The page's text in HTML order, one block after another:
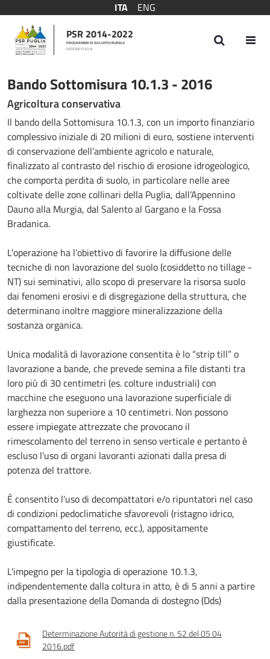
ITA
ENG
PSR 2014-2022
PROGRAMMA DI SVILUPPO RURALE
REGIONE PUGLIA
Bando Sottomisura 10.1.3 - 2016
Bando Sottomisura 10.1.3 - 2016
Agricoltura conservativa
Il bando della Sottomisura 10.1.3, con un importo finanziario
complessivo iniziale di 20 milioni di euro, sostiene interventi
di conservazione dell’ambiente agricolo e naturale,
finalizzato al contrasto del rischio di erosione idrogeologico,
che comporta perdita di suolo, in particolare nelle aree
coltivate delle zone collinari della Puglia, dall’Appennino
Dauno alla Murgia, dal Salento al Gargano e la Fossa
Bradanica.
L’operazione ha l’obiettivo di favorire la diffusione delle
tecniche di non lavorazione del suolo (cosiddetto no tillage -
NT) sui seminativi, allo scopo di preservare la risorsa suolo
dai fenomeni erosivi e di disgregazione della struttura, che
determinano inoltre maggiore mineralizzazione della
sostanza organica.
Unica modalità di lavorazione consentita è lo “strip till” o
lavorazione a bande, che prevede semina a file distanti tra
loro più di 30 centimetri (es. colture industriali) con
macchine che eseguono una lavorazione superficiale di
larghezza non superiore a 10 centimetri. Non possono
essere impiegate attrezzate che provocano il
rimescolamento del terreno in senso verticale e pertanto è
escluso l’uso di organi lavoranti azionati dalla presa di
potenza del trattore.
È consentito l'uso di decompattatori e/o ripuntatori nel caso
di condizioni pedoclimatiche sfavorevoli (ristagno idrico,
compattamento del terreno, ecc.), appositamente
giustificate.
L'impegno per la tipologia di operazione 10.1.3,
indipendentemente dalla coltura in atto, è di 5 anni a partire
dalla presentazione della Domanda di dostegno (Dds)
Determinazione Autorità di gestione n. 52 del 05 04
2016.pdf